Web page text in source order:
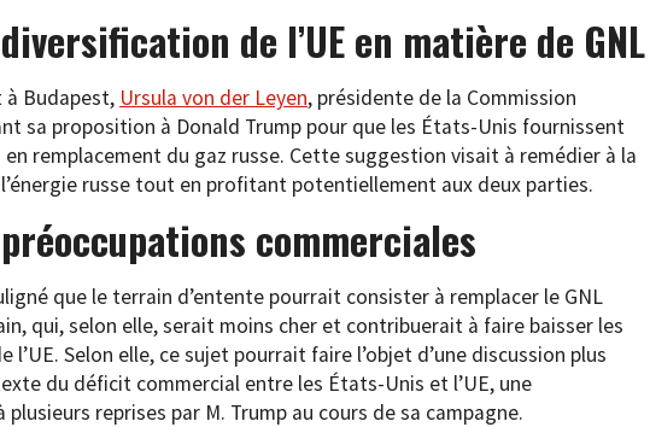
de l’UE en matière de GNL
à Budapest, Ursula von der Leyen, présidente de la Commission
sa proposition à Donald Trump pour que les États-Unis fournissent
en remplacement du gaz russe. Cette suggestion visait à remédier à la
l’énergie russe tout en profitant potentiellement aux deux parties.
commerciales
que le terrain d’entente pourrait consister à remplacer le GNL
qui, selon elle, serait moins cher et contribuerait à faire baisser les
l’UE. Selon elle, ce sujet pourrait faire l’objet d’une discussion plus
du déficit commercial entre les États-Unis et l’UE, une
reprises par M. Trump au cours de sa campagne.